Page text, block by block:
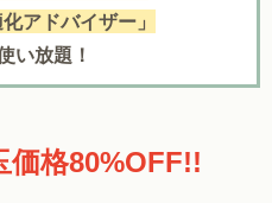
アドバイザー」
い放題！
価格80%OFF!!